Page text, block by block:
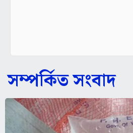
সম্পর্কিত সংবাদ